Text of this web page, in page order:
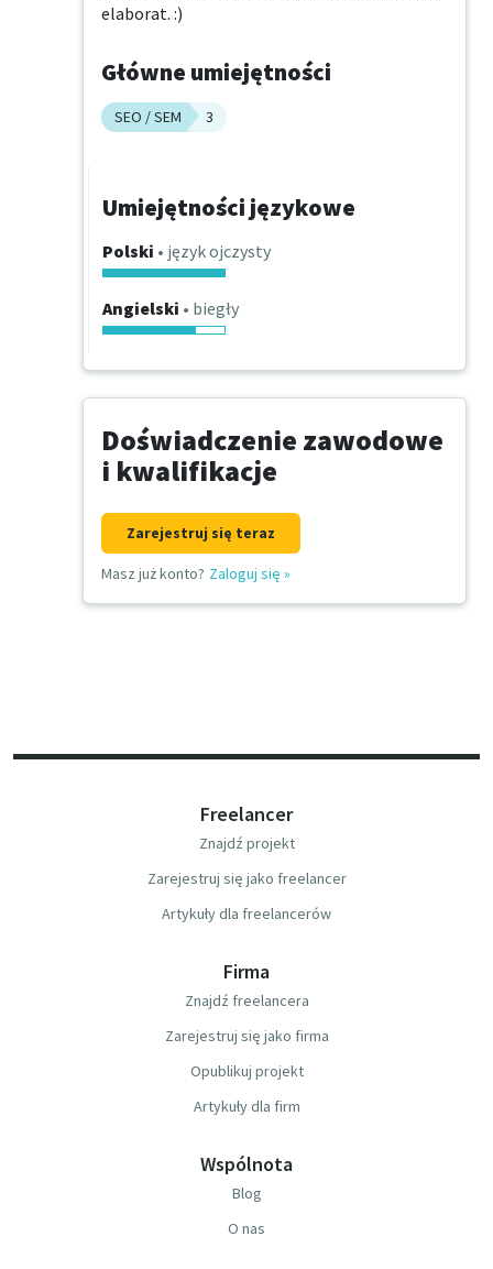
elaborat. :)
Główne umiejętności
SEO / SEM 3
Umiejętności językowe
Polski • język ojczysty
Angielski • biegły
Doświadczenie zawodowe
i kwalifikacje
Zarejestruj się teraz
Masz już konto? Zaloguj się »
Freelancer
Znajdź projekt
Zarejestruj się jako freelancer
Artykuły dla freelancerów
Firma
Znajdź freelancera
Zarejestruj się jako firma
Opublikuj projekt
Artykuły dla firm
Wspólnota
Blog
O nas